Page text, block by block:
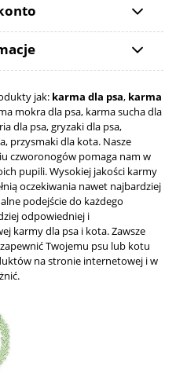
jak: karma dla psa, karma
mokra dla psa, karma sucha dla
dla psa, gryzaki dla psa,
przysmaki dla kota. Nasze
czworonogów pomaga nam w
pupili. Wysokiej jakości karmy
oczekiwania nawet najbardziej
podejście do każdego
odpowiedniej i
karmy dla psa i kota. Zawsze
Twojemu psu lub kotu
na stronie internetowej i w